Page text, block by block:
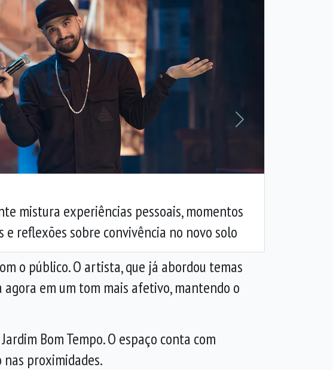
mistura experiências pessoais, momentos
e reflexões sobre convivência no novo solo
Próxima
o público. O artista, que já abordou temas
em um tom mais afetivo, mantendo o
Bom Tempo. O espaço conta com
nas proximidades.